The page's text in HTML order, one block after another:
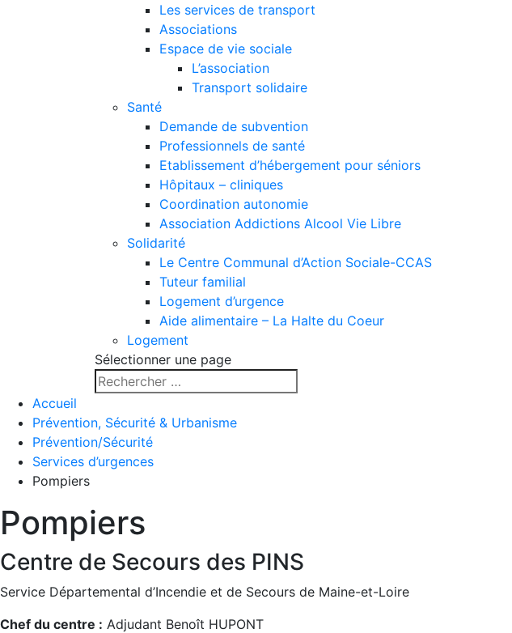
Les services de transport
Associations
Espace de vie sociale
L’association
Transport solidaire
Santé
Demande de subvention
Professionnels de santé
Etablissement d’hébergement pour séniors
Hôpitaux – cliniques
Coordination autonomie
Association Addictions Alcool Vie Libre
Solidarité
Le Centre Communal d’Action Sociale-CCAS
Tuteur familial
Logement d’urgence
Aide alimentaire – La Halte du Coeur
Logement
Sélectionner une page
Accueil
Prévention, Sécurité & Urbanisme
Prévention/Sécurité
Services d’urgences
Pompiers
Pompiers
Centre de Secours des PINS
Service Départemental d’Incendie et de Secours de Maine-et-Loire
Chef du centre : Adjudant Benoît HUPONT